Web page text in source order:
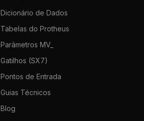
Dicionário de Dados
Tabelas do Protheus
Parâmetros MV_
Gatilhos (SX7)
Pontos de Entrada
Guias Técnicos
Blog